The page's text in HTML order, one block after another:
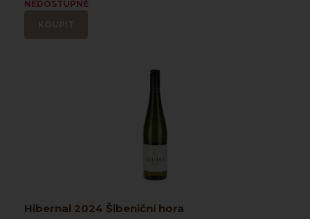
NEDOSTUPNÉ
Hibernal 2024 Šibeniční hora